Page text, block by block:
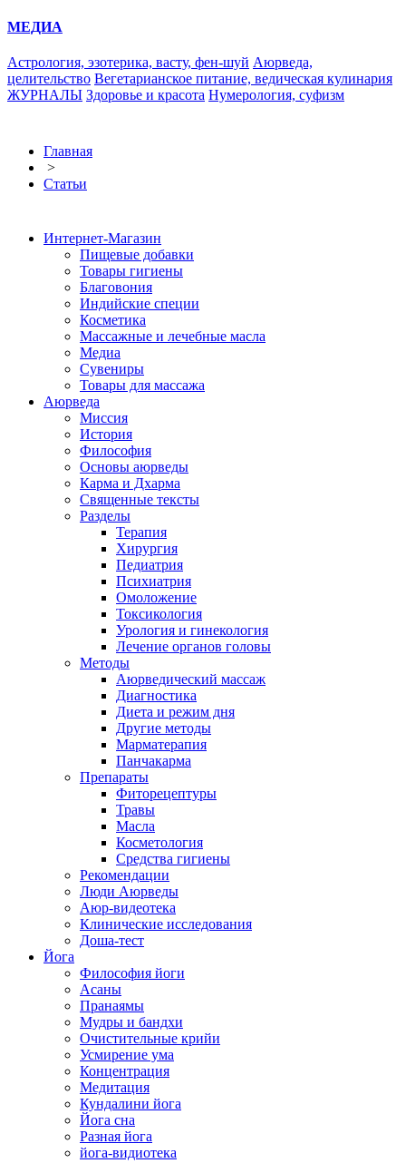
МЕДИА
Астрология, эзотерика, васту, фен-шуй Аюрведа,
целительство Вегетарианское питание, ведическая кулинария
ЖУРНАЛЫ Здоровье и красота Нумерология, суфизм
Главная
>
Статьи
Интернет-Магазин
Пищевые добавки
Товары гигиены
Благовония
Индийские специи
Косметика
Массажные и лечебные масла
Медиа
Сувениры
Товары для массажа
Аюрведа
Миссия
История
Философия
Основы аюрведы
Карма и Дхарма
Священные тексты
Разделы
Терапия
Хирургия
Педиатрия
Психиатрия
Омоложение
Токсикология
Урология и гинекология
Лечение органов головы
Методы
Аюрведический массаж
Диагностика
Диета и режим дня
Другие методы
Марматерапия
Панчакарма
Препараты
Фиторецептуры
Травы
Масла
Косметология
Средства гигиены
Рекомендации
Люди Аюрведы
Аюр-видеотека
Клинические исследования
Доша-тест
Йога
Философия йоги
Асаны
Пранаямы
Мудры и бандхи
Очистительные крийи
Усмирение ума
Концентрация
Медитация
Кундалини йога
Йога сна
Разная йога
йога-видиотека